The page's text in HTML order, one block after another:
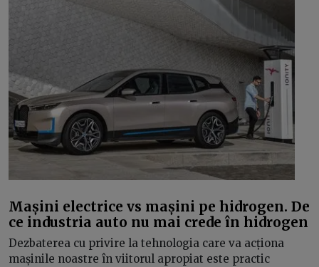
Mașini electrice vs mașini pe hidrogen. De
ce industria auto nu mai crede în hidrogen
Dezbaterea cu privire la tehnologia care va acționa
mașinile noastre în viitorul apropiat este practic